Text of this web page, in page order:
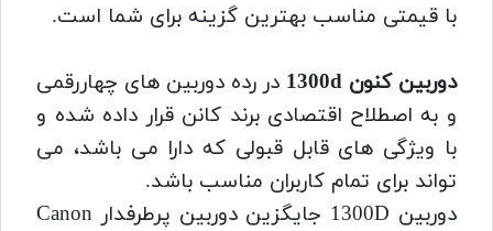
با قیمتی مناسب بهترین گزینه برای شما است.
دوربین کنون 1300d
در رده دوربین های چهاررقمی
و به اصطلاح اقتصادی برند کانن قرار داده شده و
با ویژگی های قابل قبولی که دارا می باشد، می
تواند برای تمام کاربران مناسب باشد.
دوربین 1300D جایگزین دوربین پرطرفدار Canon